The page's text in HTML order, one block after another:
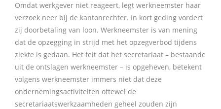
Omdat werkgever niet reageert, legt werkneemster haar
verzoek neer bij de kantonrechter. In kort geding vordert
zij doorbetaling van loon. Werkneemster is van mening
dat de opzegging in strijd met het opzegverbod tijdens
ziekte is gedaan. Het feit dat het secretariaat – bestaande
uit de ontslagen werkneemster – is opgeheven, betekent
volgens werkneemster immers niet dat deze
ondernemingsactiviteiten oftewel de
secretariaatswerkzaamheden geheel zouden zijn